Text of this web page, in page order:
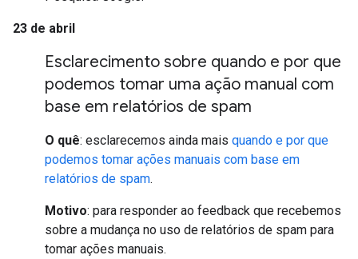
23 de abril
Esclarecimento sobre quando e por que
podemos tomar uma ação manual com
base em relatórios de spam
O quê: esclarecemos ainda mais quando e por que
podemos tomar ações manuais com base em
relatórios de spam.
Motivo: para responder ao feedback que recebemos
sobre a mudança no uso de relatórios de spam para
tomar ações manuais.